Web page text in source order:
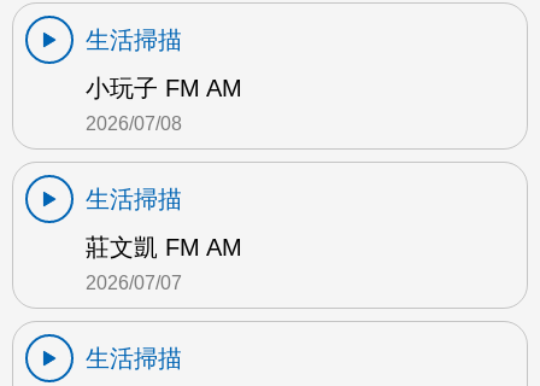
生活掃描
小玩子 FM AM
2026/07/08
生活掃描
莊文凱 FM AM
2026/07/07
生活掃描